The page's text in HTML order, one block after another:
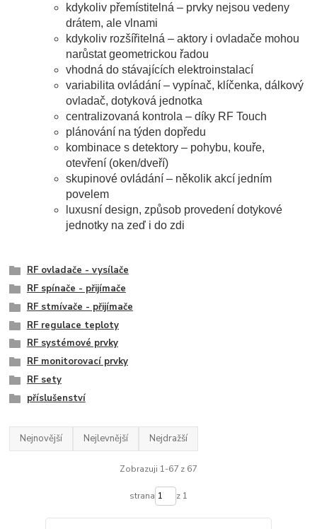
kdykoliv přemístitelná – prvky nejsou vedeny
drátem, ale vlnami
kdykoliv rozšířitelná – aktory i ovladače mohou
narůstat geometrickou řadou
vhodná do stávajících elektroinstalací
variabilita ovládání – vypínač, klíčenka, dálkový
ovladač, dotyková jednotka
centralizovaná kontrola – díky RF Touch
plánování na týden dopředu
kombinace s detektory – pohybu, kouře,
otevření (oken/dveří)
skupinové ovládání – několik akcí jedním
povelem
luxusní design, způsob provedení dotykové
jednotky na zeď i do zdi
RF ovladače - vysílače
RF spínače - přijímače
RF stmívače - přijímače
RF regulace teploty
RF systémové prvky
RF monitorovací prvky
RF sety
příslušenství
Nejnovější Nejlevnější Nejdražší
Zobrazuji 1-67 z 67
strana z 1